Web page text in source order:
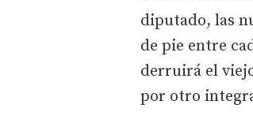
diputado, las
de pie entre
derruirá el
por otro